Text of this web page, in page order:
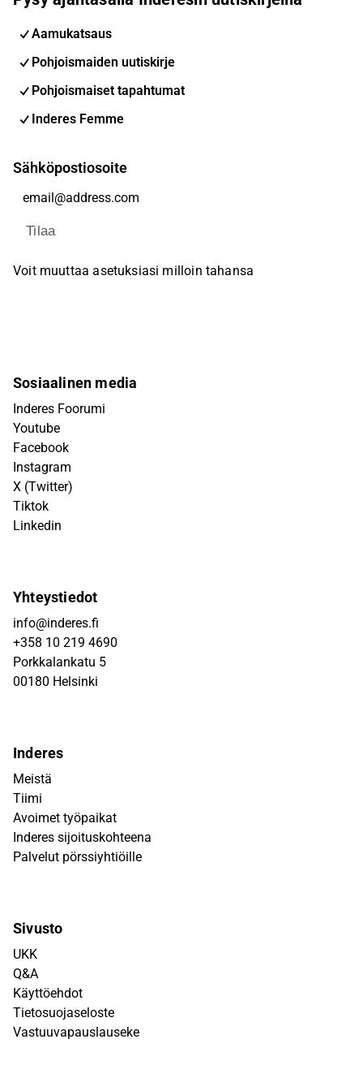
Aamukatsaus
Pohjoismaiden uutiskirje
Pohjoismaiset tapahtumat
Inderes Femme
Sähköpostiosoite
Tilaa
Voit muuttaa asetuksiasi milloin tahansa
Sosiaalinen media
Inderes Foorumi
Youtube
Facebook
Instagram
X (Twitter)
Tiktok
Linkedin
Yhteystiedot
info@inderes.fi
+358 10 219 4690
Porkkalankatu 5
00180 Helsinki
Inderes
Meistä
Tiimi
Avoimet työpaikat
Inderes sijoituskohteena
Palvelut pörssiyhtiöille
Sivusto
UKK
Q&A
Käyttöehdot
Tietosuojaseloste
Vastuuvapauslauseke